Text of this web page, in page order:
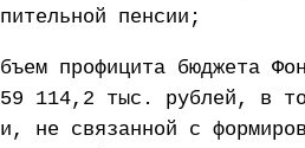
пенсии;
профицита бюджета
114,2 тыс. рублей, в
не связанной с